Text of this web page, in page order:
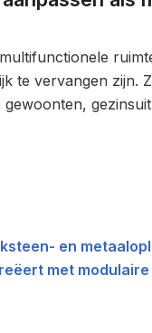
te vervangen zijn.
en
met